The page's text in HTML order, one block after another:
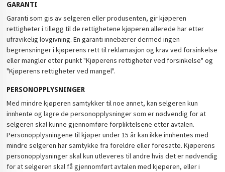
GARANTI
Garanti som gis av selgeren eller produsenten, gir kjøperen
rettigheter i tillegg til de rettighetene kjøperen allerede har etter
ufravikelig lovgivning. En garanti innebærer dermed ingen
begrensninger i kjøperens rett til reklamasjon og krav ved forsinkelse
eller mangler etter punkt "Kjøperens rettigheter ved forsinkelse" og
"Kjøperens rettigheter ved mangel".
PERSONOPPLYSNINGER
Med mindre kjøperen samtykker til noe annet, kan selgeren kun
innhente og lagre de personopplysninger som er nødvendig for at
selgeren skal kunne gjennomføre forpliktelsene etter avtalen.
Personopplysningene til kjøper under 15 år kan ikke innhentes med
mindre selgeren har samtykke fra foreldre eller foresatte. Kjøperens
personopplysninger skal kun utleveres til andre hvis det er nødvendig
for at selgeren skal få gjennomført avtalen med kjøperen, eller i